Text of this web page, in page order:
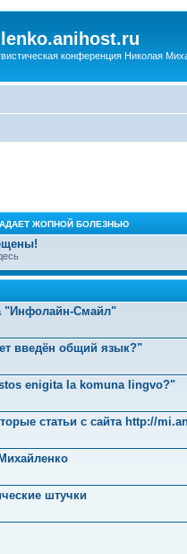
конференция Николая
ЖОПНОЙ БОЛЕЗНЬЮ
"Инфолайн-Смайл"
введён общий язык?"
enigita la komuna lingvo?"
статьи с сайта http://
штучки